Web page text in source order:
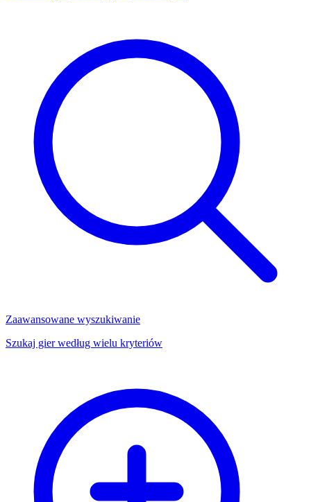
Zaawansowane wyszukiwanie
Szukaj gier według wielu kryteriów